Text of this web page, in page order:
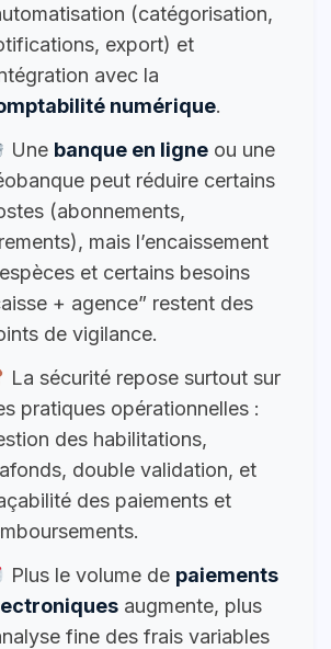
(catégorisation,
export) et
avec la
numérique.
Une banque en ligneou une
peut réduire certains
(abonnements,
mais l’encaissement
et certains besoins
+ agence” restent des
de vigilance.
La sécurité repose surtout sur
pratiques opérationnelles :
des habilitations,
double validation, et
des paiements et
Plus le volume de paiements
augmente, plus
fine des frais variables